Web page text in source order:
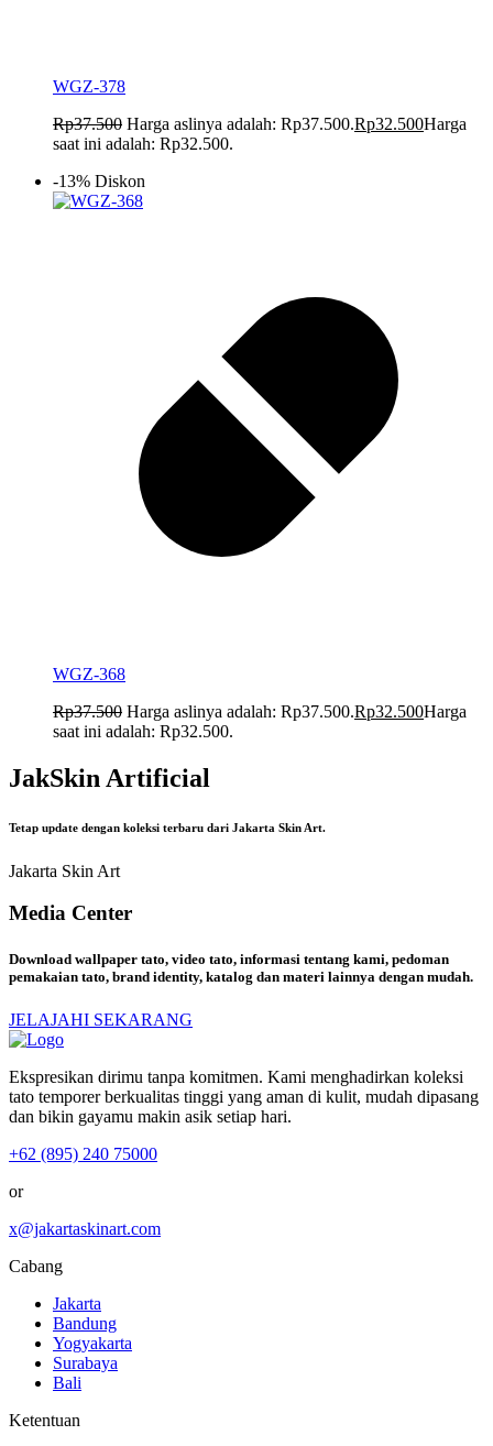
WGZ-378
Rp37.500 Harga aslinya adalah: Rp37.500.Rp32.500Harga
saat ini adalah: Rp32.500.
-13% Diskon
WGZ-368
Rp37.500 Harga aslinya adalah: Rp37.500.Rp32.500Harga
saat ini adalah: Rp32.500.
JakSkin Artificial
Tetap update dengan koleksi terbaru dari Jakarta Skin Art.
Jakarta Skin Art
Media Center
Download wallpaper tato, video tato, informasi tentang kami, pedoman
pemakaian tato, brand identity, katalog dan materi lainnya dengan mudah.
JELAJAHI SEKARANG
Ekspresikan dirimu tanpa komitmen. Kami menghadirkan koleksi
tato temporer berkualitas tinggi yang aman di kulit, mudah dipasang
dan bikin gayamu makin asik setiap hari.
+62 (895) 240 75000
or
x@jakartaskinart.com
Cabang
Jakarta
Bandung
Yogyakarta
Surabaya
Bali
Ketentuan